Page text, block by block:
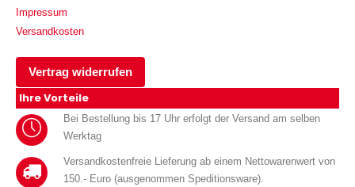
Impressum
Versandkosten
Vertrag widerrufen
Ihre Vorteile
Bei Bestellung bis 17 Uhr erfolgt der Versand am selben
Werktag
Versandkostenfreie Lieferung ab einem Nettowarenwert von
150.- Euro (ausgenommen Speditionsware).